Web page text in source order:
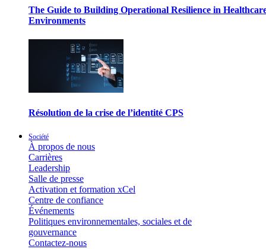
The Guide to Building Operational Resilience in
Environments
Résolution de la crise de l’identité CPS
Société
À propos de nous
Carrières
Leadership
Salle de presse
Activation et formation xCel
Centre de confiance
Événements
Politiques environnementales, sociales et de
gouvernance
Contactez-nous